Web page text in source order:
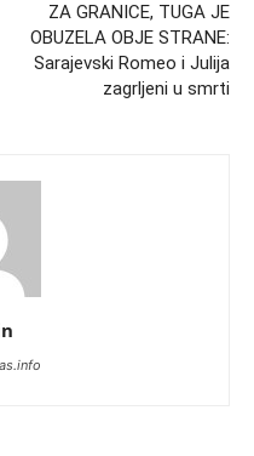
ZA GRANICE, TUGA JE
OBUZELA OBJE STRANE:
Sarajevski Romeo i Julija
zagrljeni u smrti